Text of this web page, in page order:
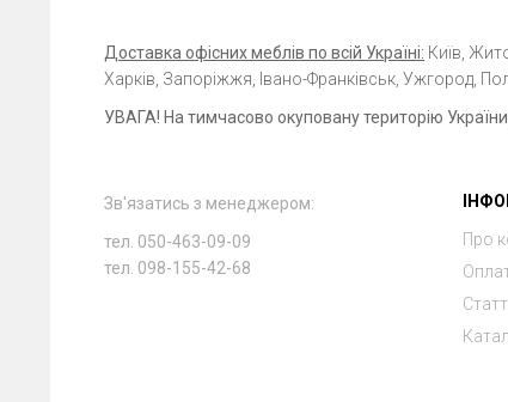
Доставка офісних меблів по всій Україні: Київ,
Харків, Запоріжжя, Івано-Франківськ, Ужгород,
УВАГА! На тимчасово окуповану територію
Зв'язатись з менеджером:
тел. 050-463-09-09
тел. 098-155-42-68
Про